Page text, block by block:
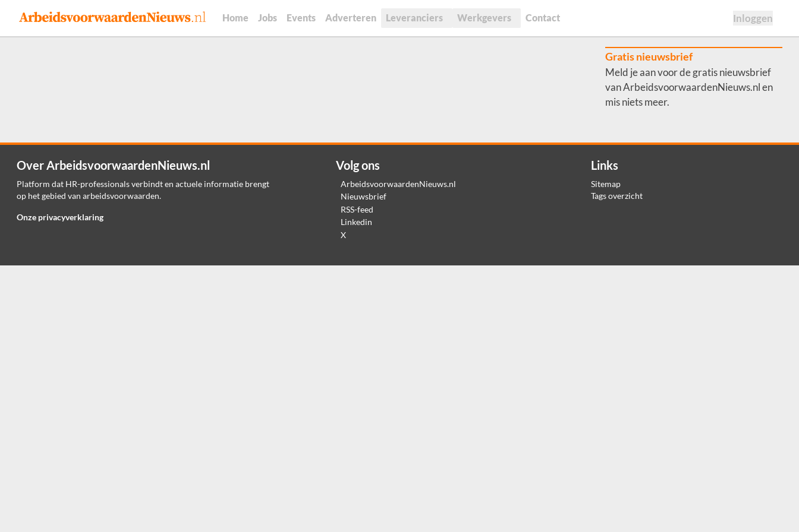
Home Jobs Events Adverteren Leveranciers Werkgevers Contact Inloggen
Gratis nieuwsbrief
Meld je aan voor de gratis nieuwsbrief
van ArbeidsvoorwaardenNieuws.nl en
mis niets meer.
Over ArbeidsvoorwaardenNieuws.nl
Platform dat HR-professionals verbindt en actuele informatie brengt
op het gebied van arbeidsvoorwaarden.
Onze privacyverklaring
Volg ons
ArbeidsvoorwaardenNieuws.nl
Nieuwsbrief
RSS-feed
Linkedin
X
Links
Sitemap
Tags overzicht